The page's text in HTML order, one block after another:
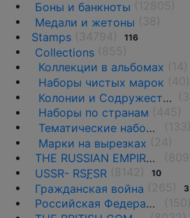
Боны и банкноты
Медали и жетоны
Stamps
116
Collections
Коллекции в альбомах
Наборы чистых марок
Колонии и Содружества
Наборы по странам
Тематические наборы и коллекции •
Марки на вырезках
THE RUSSIAN EMPIRE UNTIL 1917.
USSR- RSFSR 10
Гражданская война 3
Российская Федерация(1992 г.-н.д.)